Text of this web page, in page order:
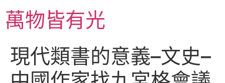
主萬物皆有光
現代類書的意義–文史–